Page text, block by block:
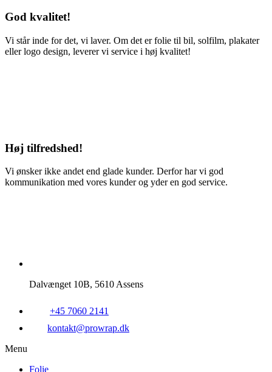
God kvalitet!
Vi står inde for det, vi laver. Om det er folie til bil, solfilm, plakater
eller logo design, leverer vi service i høj kvalitet!
Høj tilfredshed!
Vi ønsker ikke andet end glade kunder. Derfor har vi god
kommunikation med vores kunder og yder en god service.
Dalvænget 10B, 5610 Assens
+45 7060 2141
kontakt@prowrap.dk
Menu
Folie